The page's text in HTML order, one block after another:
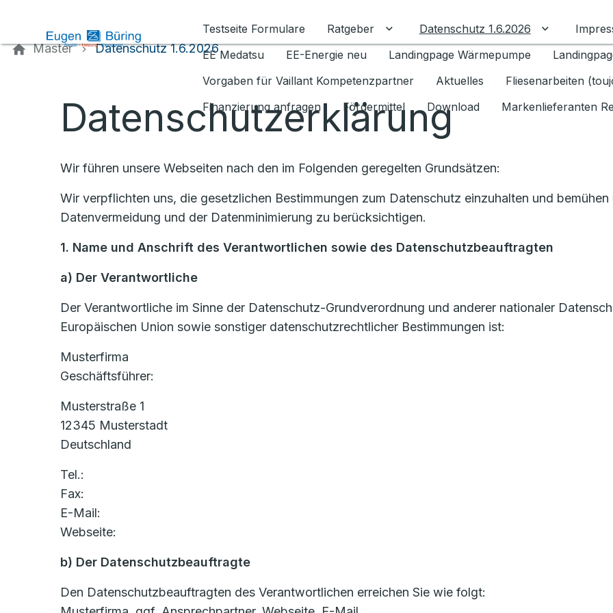
Testseite Formulare
Ratgeber Untermenü für Ratgeber umschalten
Datenschutz 1.6.2026 Untermenü
EE Medatsu
EE-Energie neu Landingpage Wärmepumpe
Vorgaben für Vaillant Kompetenzpartner
Aktuelles Fliesenarbeiten
Finanzierung anfragen
Fördermittel Download Markenlieferanten
Master Datenschutz 1.6.2026
Datenschutzerklärung
Wir führen unsere Webseiten nach den im Folgenden geregelten Grundsätzen:
Wir verpflichten uns, die gesetzlichen Bestimmungen zum Datenschutz einzuhalten und
Datenvermeidung und der Datenminimierung zu berücksichtigen.
1. Name und Anschrift des Verantwortlichen sowie des Datenschutzbeauftragten
a) Der Verantwortliche
Der Verantwortliche im Sinne der Datenschutz-Grundverordnung und anderer nationaler
Europäischen Union sowie sonstiger datenschutzrechtlicher Bestimmungen ist:
Musterfirma
Geschäftsführer:
Musterstraße 1
12345 Musterstadt
Deutschland
Tel.:
Fax:
E-Mail:
Webseite:
b) Der Datenschutzbeauftragte
Den Datenschutzbeauftragten des Verantwortlichen erreichen Sie wie folgt: